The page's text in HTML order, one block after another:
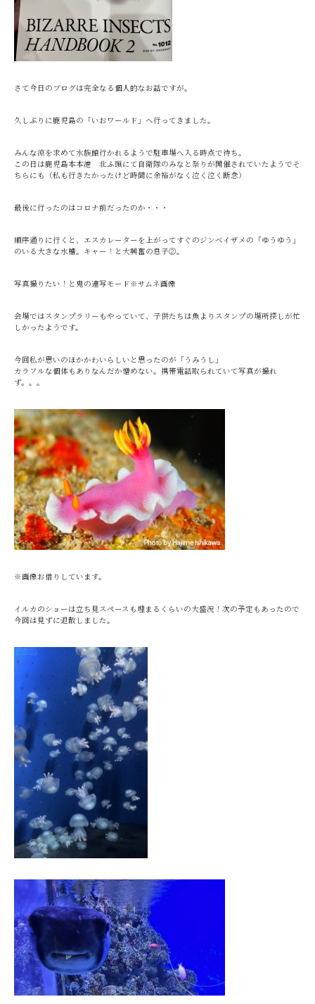
さて今日のブログは完全なる個人的なお話ですが。
久しぶりに鹿児島の「いおワールド」へ行ってきました。
みんな涼を求めて水族館行かれるようで駐車場へ入る時点で待ち。
この日は鹿児島本本港 北ふ頭にて自衛隊のみなと祭りが開催されていたようでそ
ちらにも（私も行きたかったけど時間に余裕がなく泣く泣く断念）
最後に行ったのはコロナ前だったのか・・・
順序通りに行くと、エスカレーターを上がってすぐのジンベイザメの「ゆうゆう」
のいる大きな水槽。キャー！と大興奮の息子②。
写真撮りたい！と鬼の連写モード※サムネ画像
会場ではスタンプラリーもやっていて、子供たちは魚よりスタンプの場所探しが忙
しかったようです。
今回私が思いのほかかわいらしいと思ったのが「うみうし」
カラフルな個体もありなんだか憎めない。携帯電話取られていて写真が撮れ
ず。。。
※画像お借りしています。
イルカのショーは立ち見スペースも埋まるくらいの大盛況！次の予定もあったので
今回は見ずに退散しました。